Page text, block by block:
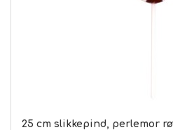
25 cm slikkepind, perlemor